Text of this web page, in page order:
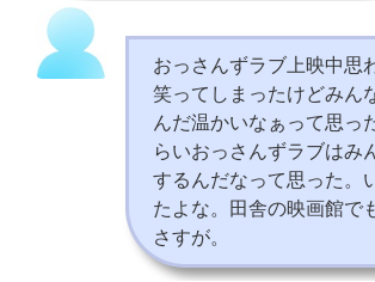
おっさんずラブ上映中思
笑ってしまったけどみん
んだ温かいなぁって思っ
らいおっさんずラブはみ
するんだなって思った。
たよな。田舎の映画館で
さすが。